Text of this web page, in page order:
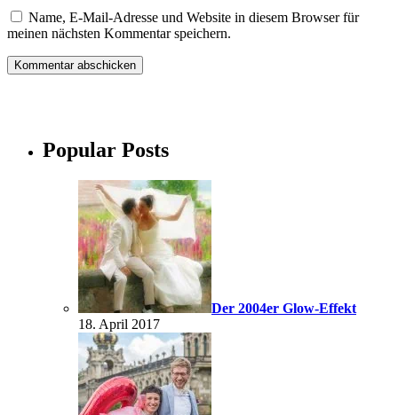
Name, E-Mail-Adresse und Website in diesem Browser für
meinen nächsten Kommentar speichern.
Popular Posts
Der 2004er Glow-Effekt
18. April 2017